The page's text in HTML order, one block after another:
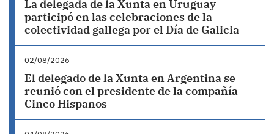
La delegada de la Xunta en Uruguay
participó en las celebraciones de la
colectividad gallega por el Día de Galicia
02/08/2026
El delegado de la Xunta en Argentina se
reunió con el presidente de la compañía
Cinco Hispanos